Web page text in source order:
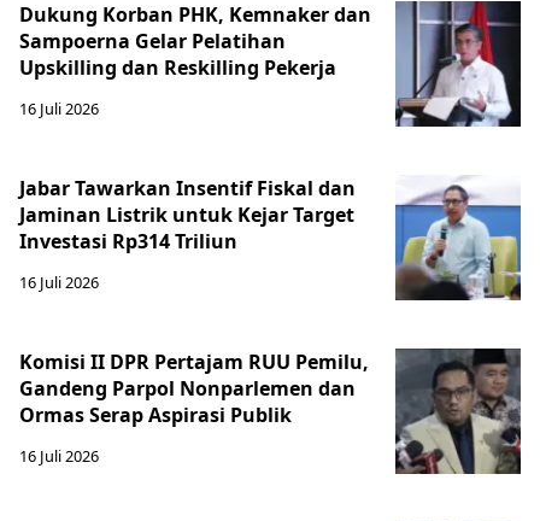
Dukung Korban PHK, Kemnaker dan
Sampoerna Gelar Pelatihan
Upskilling dan Reskilling Pekerja
16 Juli 2026
Jabar Tawarkan Insentif Fiskal dan
Jaminan Listrik untuk Kejar Target
Investasi Rp314 Triliun
16 Juli 2026
Komisi II DPR Pertajam RUU Pemilu,
Gandeng Parpol Nonparlemen dan
Ormas Serap Aspirasi Publik
16 Juli 2026